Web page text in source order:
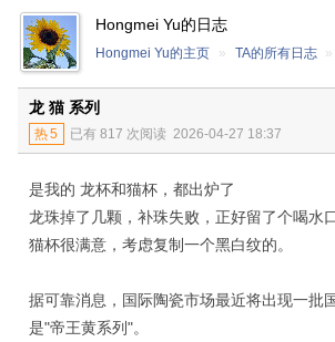
Hongmei Yu的日志
Hongmei Yu的主页 » TA的所有日志 »
龙 猫 系列
热5 已有 817 次阅读 2026-04-27 18:37
是我的 龙杯和猫杯，都出炉了
龙珠掉了几颗，补珠失败，正好留了个喝水
猫杯很满意，考虑复制一个黑白纹的。
据可靠消息，国际陶瓷市场最近将出现一批
是"帝王黄系列"。